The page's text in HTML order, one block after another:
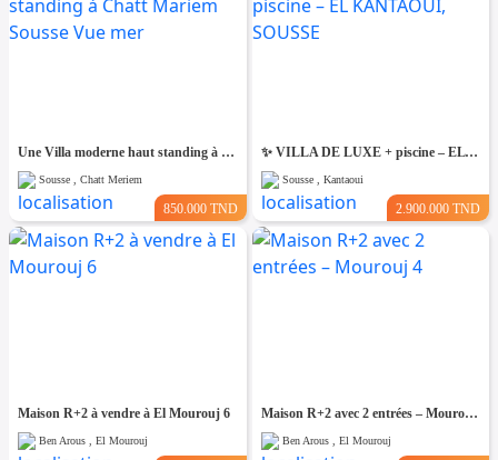
Une Villa moderne haut standing à Chatt Mariem Sousse Vue mer
Sousse , Chatt Meriem
850.000 TND
​✨ VILLA DE LUXE + piscine – EL KANTAOUI, SOUSSE
Sousse , Kantaoui
2.900.000 TND
Maison R+2 à vendre à El Mourouj 6
Ben Arous , El Mourouj
Maison R+2 avec 2 entrées – Mourouj 4
Ben Arous , El Mourouj